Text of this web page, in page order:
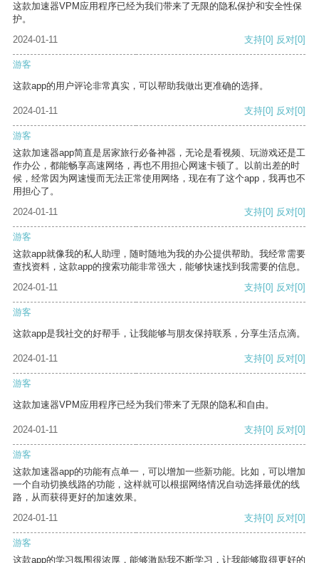
这款加速器VPM应用程序已经为我们带来了无限的隐私保护和安全性保
护。
2024-01-11
支持[0] 反对[0]
游客
这款app的用户评论非常真实，可以帮助我做出更准确的选择。
2024-01-11 支持[0] 反对[0]
游客
这款加速器app简直是居家旅行必备神器，无论是看视频、玩游戏还是工
作办公，都能畅享高速网络，再也不用担心网速卡顿了。以前出差的时
候，经常因为网速慢而无法正常使用网络，现在有了这个app，我再也不
用担心了。
2024-01-11
支持[0] 反对[0]
游客
这款app就像我的私人助理，随时随地为我的办公提供帮助。我经常需要
查找资料，这款app的搜索功能非常强大，能够快速找到我需要的信息。
2024-01-11
支持[0] 反对[0]
游客
这款app是我社交的好帮手，让我能够与朋友保持联系，分享生活点滴。
2024-01-11 支持[0] 反对[0]
游客
这款加速器VPM应用程序已经为我们带来了无限的隐私和自由。
2024-01-11 支持[0] 反对[0]
游客
这款加速器app的功能有点单一，可以增加一些新功能。比如，可以增加
一个自动切换线路的功能，这样就可以根据网络情况自动选择最优的线
路，从而获得更好的加速效果。
2024-01-11
支持[0] 反对[0]
游客
这款app的学习氛围很浓厚，能够激励我不断学习，让我能够取得更好的